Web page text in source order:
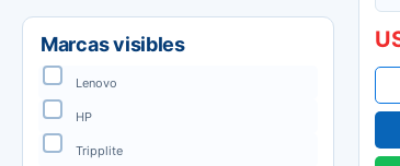
Marcas visibles
Lenovo
HP
Tripplite